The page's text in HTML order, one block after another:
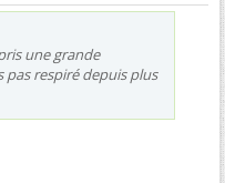
une grande
pas respiré depuis plus